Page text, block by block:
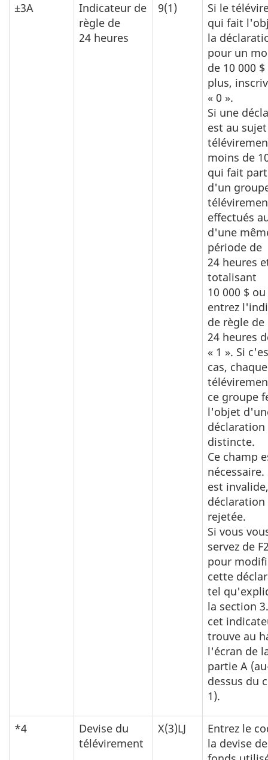
±3A
Indicateur de
règle de
24 heures
9(1)
Si le
qui fait
la
pour un
de 10 000
plus,
« 0 ».
Si une
est au
moins de
qui fait
d'un
effectués
d'une
période de
24 heures
totalisant
10 000 $
entrez
de règle de
24 heures
« 1 ». Si
cas, chaque
ce groupe
l'objet
déclaration
distincte.
Ce champ
est
déclaration
rejetée.
Si vous
servez de
pour
cette
tel
la section
cet
trouve au
l'écran de
partie A
dessus du
1).
*4
Devise du
télévirement
X(3)LJ
Entrez le
la devise